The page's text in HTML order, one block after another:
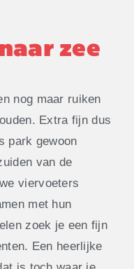
zee
nog maar ruiken
Extra fijn dus
park gewoon
van de
viervoeters
met hun
zoek je een fijn
Een heerlijke